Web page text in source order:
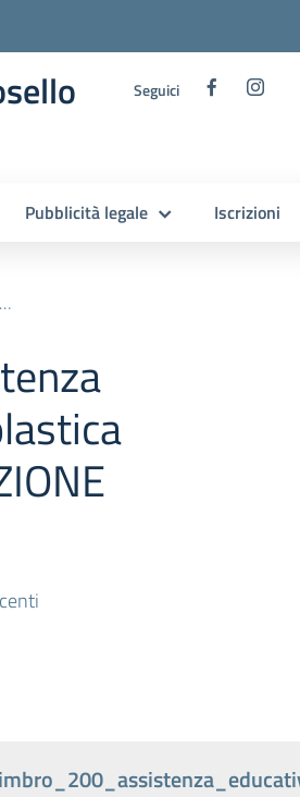
Seguici
Pubblicità legale Iscrizioni